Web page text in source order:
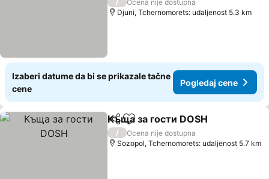
Ocena nije dostupna
Djuni, Tchernomorets: udaljenost 5.3 km
Izaberi datume da bi se prikazale tačne
cene
Pogledaj cene
Deli Dodati u favorite
Къща за гости DOSH
/
Ocena nije dostupna
Sozopol, Tchernomorets: udaljenost 5.7 km